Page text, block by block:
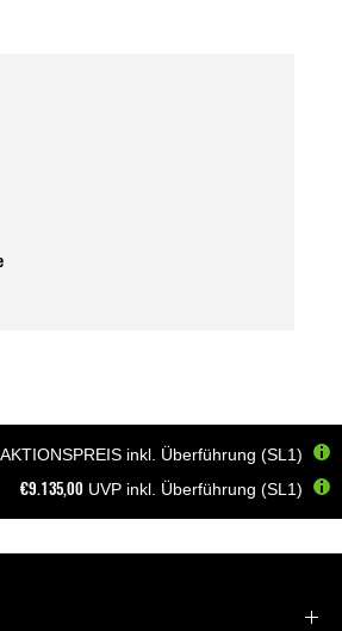
AKTIONSPREIS inkl. Überführung (SL1)
€9.135,00 UVP inkl. Überführung (SL1)
Elektro/Hybrid